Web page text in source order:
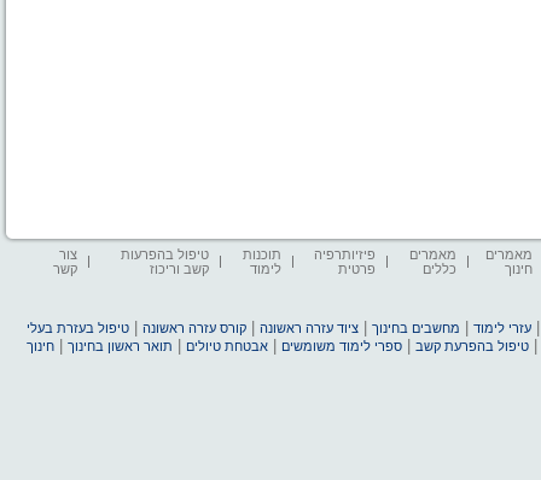
מאמרים
חינוך
מאמרים
כללים
פיזיותרפיה
פרטית
תוכנות
לימוד
טיפול בהפרעות
קשב וריכוז
צור
קשר
עזרי לימוד מחשבים בחינוך |ציוד עזרה ראשונה |קורס עזרה ראשונה |טיפול בעזרת בעלי
|טיפול בהפרעת קשב |ספרי לימוד משומשים |אבטחת טיולים תואר ראשון בחינוך |חינוך